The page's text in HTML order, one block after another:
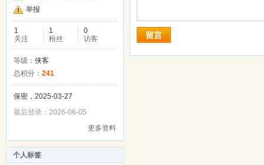
举报
1
关注
1
粉丝
0
访客
等级： 侠客
总积分： 241
保密，2025-03-27
最后登录：2026-06-05
更多资料
个人标签
留言